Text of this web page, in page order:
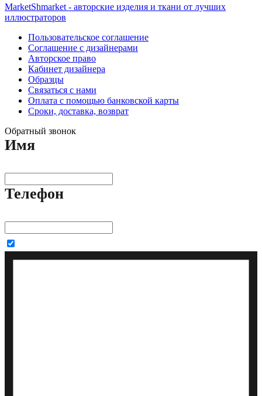
MarketShmarket - авторские изделия и ткани от лучших
иллюстраторов
Пользовательское соглашение
Соглашение с дизайнерами
Авторское право
Кабинет дизайнера
Образцы
Связаться с нами
Оплата с помощью банковской карты
Сроки, доставка, возврат
Обратный звонок
Имя
Телефон